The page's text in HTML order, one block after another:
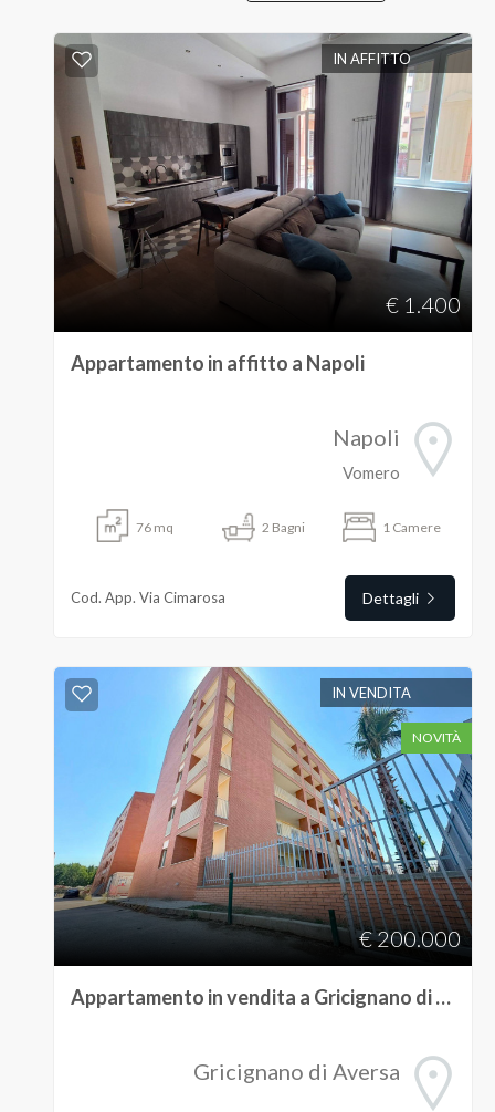
IN AFFITTO
€ 1.400
Appartamento in affitto a Napoli
Napoli
Vomero
76 mq 2 Bagni 1 Camere
Cod. App. Via Cimarosa Dettagli
IN VENDITA
NOVITÀ
€ 200.000
Appartamento in vendita a Gricignano di Aversa
Gricignano di Aversa
Provincia
Comune
multiscelta
Commerciali
Prezzo
Totale